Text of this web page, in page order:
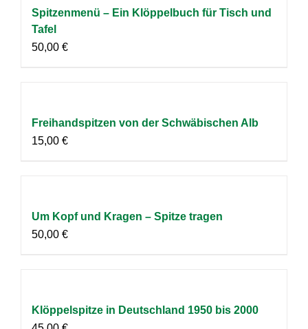
Spitzenmenü – Ein Klöppelbuch für Tisch und
Tafel
50,00 €
Freihandspitzen von der Schwäbischen Alb
15,00 €
Um Kopf und Kragen – Spitze tragen
50,00 €
Klöppelspitze in Deutschland 1950 bis 2000